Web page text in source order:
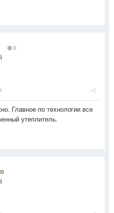
0
Главное по технологии все
утеплитель.